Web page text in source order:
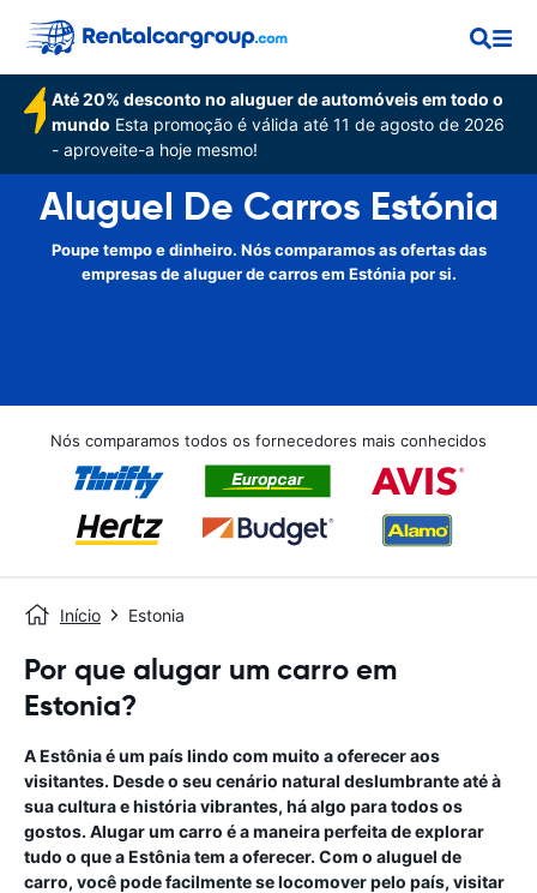
Até 20% desconto no aluguer de automóveis em todo o
mundo Esta promoção é válida até 11 de agosto de 2026
- aproveite-a hoje mesmo!
Aluguel De Carros Estónia
Poupe tempo e dinheiro. Nós comparamos as ofertas das
empresas de aluguer de carros em Estónia por si.
Nós comparamos todos os fornecedores mais conhecidos
Início Estonia
Por que alugar um carro em
Estonia?
A Estônia é um país lindo com muito a oferecer aos
visitantes. Desde o seu cenário natural deslumbrante até à
sua cultura e história vibrantes, há algo para todos os
gostos. Alugar um carro é a maneira perfeita de explorar
tudo o que a Estônia tem a oferecer. Com o aluguel de
carro, você pode facilmente se locomover pelo país, visitar